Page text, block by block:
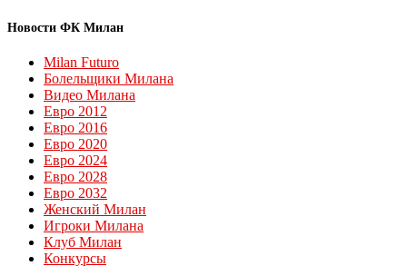
Новости ФК Милан
Milan Futuro
Болельщики Милана
Видео Милана
Евро 2012
Евро 2016
Евро 2020
Евро 2024
Евро 2028
Евро 2032
Женский Милан
Игроки Милана
Клуб Милан
Конкурсы